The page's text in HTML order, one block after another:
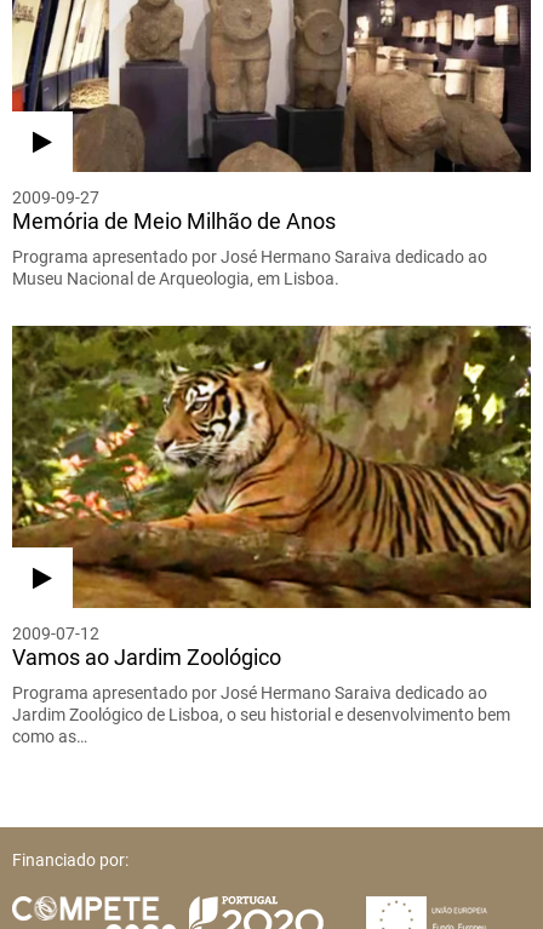
2009-09-27
Memória de Meio Milhão de Anos
Programa apresentado por José Hermano Saraiva dedicado ao
Museu Nacional de Arqueologia, em Lisboa.
2009-07-12
Vamos ao Jardim Zoológico
Programa apresentado por José Hermano Saraiva dedicado ao
Jardim Zoológico de Lisboa, o seu historial e desenvolvimento bem
como as…
Financiado por: